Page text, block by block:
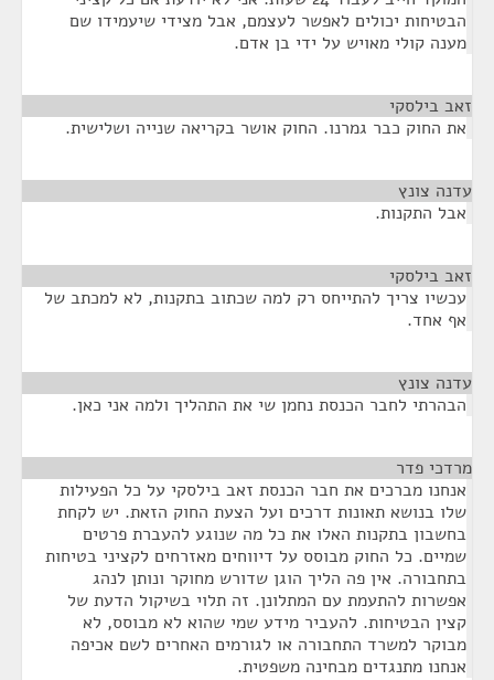
הבטיחות יכולים לאפשר לעצמם, אבל מצידי שיעמידו שם
מענה קולי מאויש על ידי בן אדם.
זאב בילסקי
את החוק כבר גמרנו. החוק אושר בקריאה שנייה ושלישית.
עדנה צונץ
אבל התקנות.
זאב בילסקי
עכשיו צריך להתייחס רק למה שכתוב בתקנות, לא למכתב של
אף אחד.
עדנה צונץ
הבהרתי לחבר הכנסת נחמן שי את התהליך ולמה אני כאן.
מרדכי פדר
אנחנו מברכים את חבר הכנסת זאב בילסקי על כל הפעילות
שלו בנושא תאונות דרכים ועל הצעת החוק הזאת. יש לקחת
בחשבון בתקנות האלו את כל מה שנוגע להעברת פרטים
שמיים. כל החוק מבוסס על דיווחים מאזרחים לקציני בטיחות
בתחבורה. אין פה הליך הוגן שדורש מחוקר ונותן לנהג
אפשרות להתעמת עם המתלונן. זה תלוי בשיקול הדעת של
קצין הבטיחות. להעביר מידע שמי שהוא לא מבוסס, לא
מבוקר למשרד התחבורה או לגורמים האחרים לשם אכיפה
אנחנו מתנגדים מבחינה משפטית.